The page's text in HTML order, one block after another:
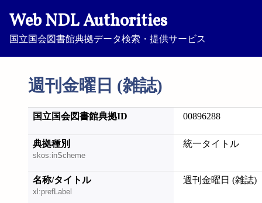
Web NDL Authorities
国立国会図書館典拠データ検索・提供サービス
週刊金曜日 (雑誌)
国立国会図書館典拠ID 00896288
典拠種別
skos:inScheme
統一タイトル
名称/タイトル
xl:prefLabel
週刊金曜日 (雑誌)